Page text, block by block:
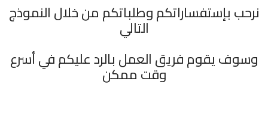
نرحب بإستفساراتكم وطلباتكم من خلال النموذج
التالي
وسوف يقوم فريق العمل بالرد عليكم في أسرع
وقت ممكن